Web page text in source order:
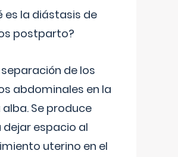
es la diástasis de
postparto?
separación de los
abdominales en la
alba. Se produce
dejar espacio al
uterino en el